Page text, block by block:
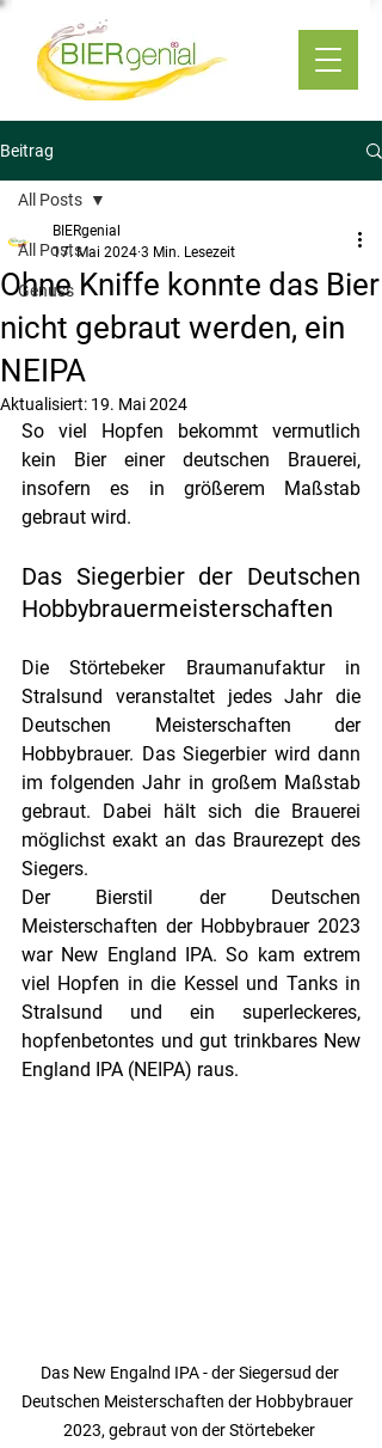
Beitrag
All Posts
Genuss
All Posts
Ohne Kniffe konnte das Bier
nicht gebraut werden, ein
NEIPA
BIERgenial
17. Mai 2024 3 Min. Lesezeit
Aktualisiert: 19. Mai 2024
So viel Hopfen bekommt vermutlich
kein Bier einer deutschen Brauerei,
insofern es in größerem Maßstab
gebraut wird.
Das Siegerbier der Deutschen
Hobbybrauermeisterschaften
Die Störtebeker Braumanufaktur in
Stralsund veranstaltet jedes Jahr die
Deutschen Meisterschaften der
Hobbybrauer. Das Siegerbier wird dann
im folgenden Jahr in großem Maßstab
gebraut. Dabei hält sich die Brauerei
möglichst exakt an das Braurezept des
Siegers.
Der Bierstil der Deutschen
Meisterschaften der Hobbybrauer 2023
war New England IPA. So kam extrem
viel Hopfen in die Kessel und Tanks in
Stralsund und ein superleckeres,
hopfenbetontes und gut trinkbares New
England IPA (NEIPA) raus.
Das New Engalnd IPA - der Siegersud der
Deutschen Meisterschaften der Hobbybrauer
2023, gebraut von der Störtebeker